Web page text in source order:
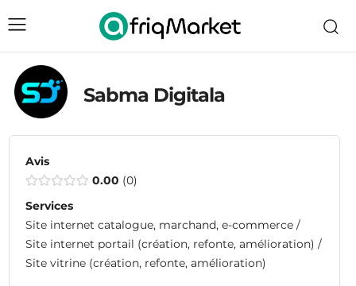
Sabma Digitala
Avis
0.00 0
Services
Site internet catalogue, marchand, e-commerce /
Site internet portail (création, refonte, amélioration) /
Site vitrine (création, refonte, amélioration)